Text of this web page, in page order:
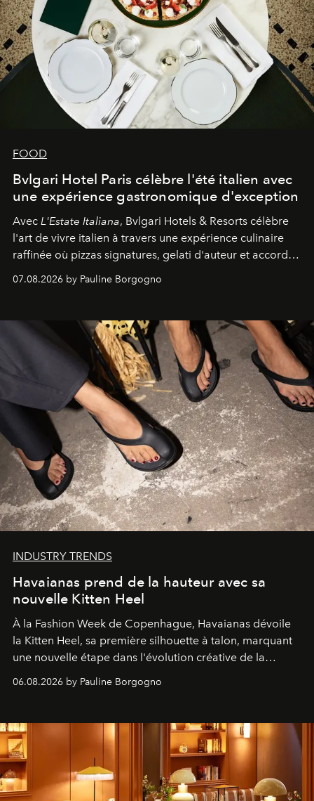
FOOD
Bvlgari Hotel Paris célèbre l'été italien avec
une expérience gastronomique d'exception
Avec L'Estate Italiana, Bvlgari Hotels & Resorts célèbre
l'art de vivre italien à travers une expérience culinaire
raffinée où pizzas signatures, gelati d'auteur et accords
d'exception composent un véritable voyage sensoriel.
07.08.2026 by Pauline Borgogno
INDUSTRY TRENDS
Havaianas prend de la hauteur avec sa
nouvelle Kitten Heel
À la Fashion Week de Copenhague, Havaianas dévoile
la Kitten Heel, sa première silhouette à talon, marquant
une nouvelle étape dans l'évolution créative de la
06.08.2026 by Pauline Borgogno